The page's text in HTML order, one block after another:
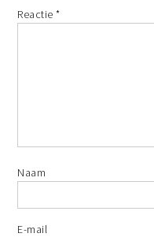
Reactie*
Naam
E-mail